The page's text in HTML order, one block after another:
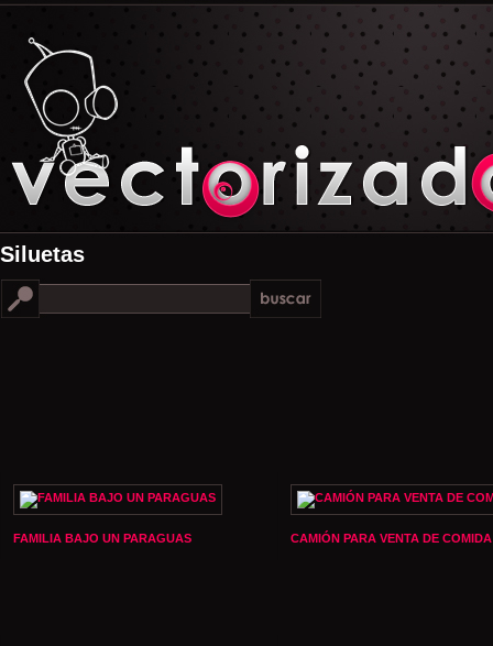
Siluetas
FAMILIA BAJO UN PARAGUAS CAMIÓN PARA VENTA DE COMIDA